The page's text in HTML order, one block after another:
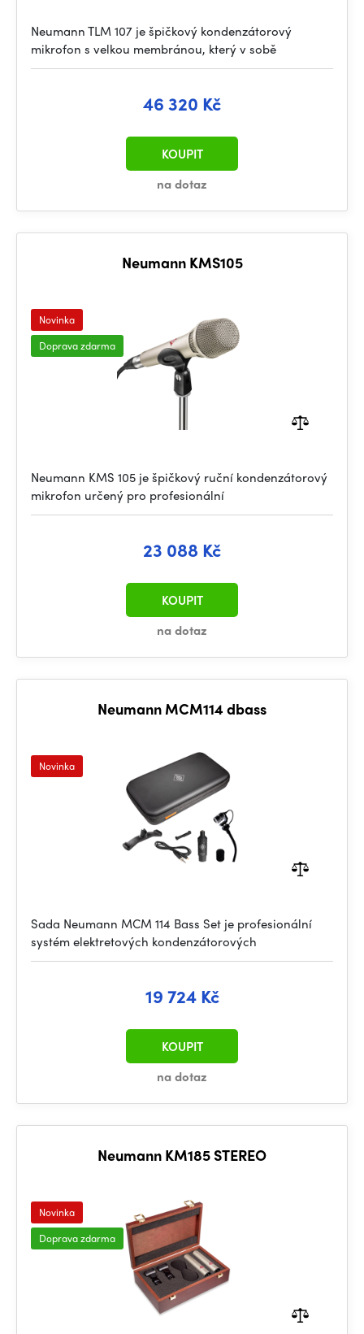
Neumann TLM 107 je špičkový kondenzátorový
mikrofon s velkou membránou, který v sobě
46 320 Kč
na dotaz
KOUPIT
Neumann KMS105
Novinka
Doprava zdarma
Neumann KMS 105 je špičkový ruční kondenzátorový
mikrofon určený pro profesionální
23 088 Kč
na dotaz
KOUPIT
Neumann MCM114 dbass
Novinka
Sada Neumann MCM 114 Bass Set je profesionální
systém elektretových kondenzátorových
19 724 Kč
na dotaz
KOUPIT
Neumann KM185 STEREO
Novinka
Doprava zdarma